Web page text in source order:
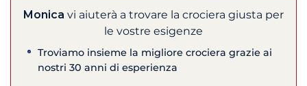
Monica vi aiuterà a trovare la crociera giusta per
le vostre esigenze
Troviamo insieme la migliore crociera grazie ai
nostri 30 anni di esperienza